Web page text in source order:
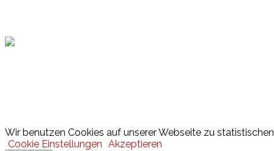
Wir benutzen Cookies auf unserer Webseite zu
Cookie Einstellungen Akzeptieren